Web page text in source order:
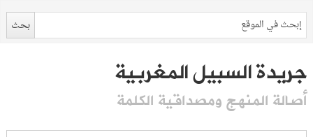
جريدة السبيل المغربية
أصالة المنهج ومصداقية الكلمة